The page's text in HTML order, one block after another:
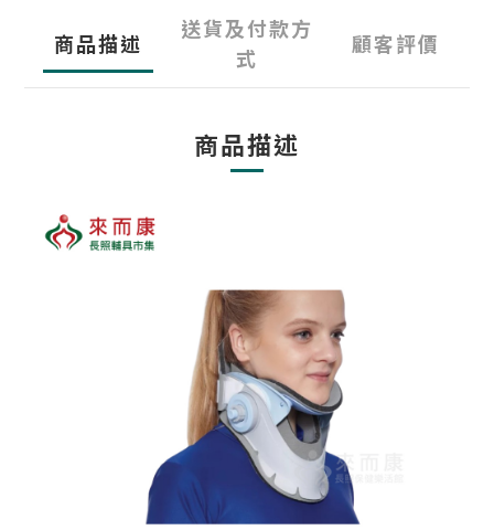
商品描述
送貨及付款方
式
顧客評價
商品描述